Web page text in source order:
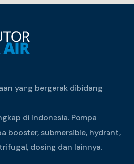
yang bergerak dibidang
di Indonesia. Pompa
booster, submersible, hydrant,
dosing dan lainnya.